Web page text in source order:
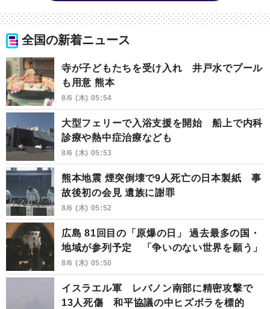
全国の新着ニュース
寺が子どもたちを受け入れ 井戸水でプール
も用意 熊本
8/6 (木) 05:54
大型フェリーで入浴支援を開始 船上で内科
診療や熱中症治療なども
8/6 (木) 05:53
熊本地震 煙突倒壊で9人死亡の日本製紙 事
故後初の会見 遺族に謝罪
8/6 (木) 05:52
広島 81回目の「原爆の日」 過去最多の国・
地域が参列予定 「争いのない世界を願う」
8/6 (木) 05:50
イスラエル軍 レバノン南部に精密攻撃で
13人死傷 和平協議の中ヒズボラを標的